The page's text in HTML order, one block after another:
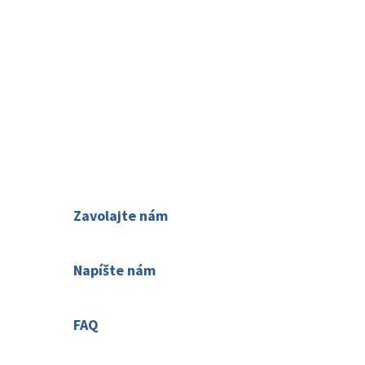
Zavolajte nám
Napíšte nám
FAQ